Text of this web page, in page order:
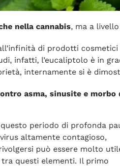
nella cannabis, ma a
di prodotti
infatti, l’eucaliptolo è in
internamente si è
asma, sinusite e morbo
periodo di profonda
altamente contagioso,
può essere molto
tra questi elementi. Il primo